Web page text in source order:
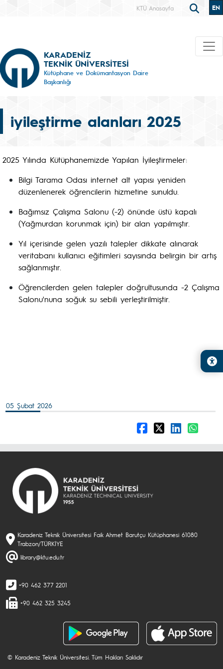
KTÜ Anasayfa EN
KARADENİZ
TEKNİK ÜNİVERSİTESİ
Kütüphane ve Dokümantasyon Daire
Başkanlığı
iyileştirme alanları 2025
2025 Yılında Kütüphanemizde Yapılan İyileştirmeler:
Bilgi Tarama Odası internet alt yapısı yeniden
düzenlenerek öğrencilerin hizmetine sunuldu.
Bağımsız Çalışma Salonu (-2) önünde üstü kapalı
(Yağmurdan korunmak için) bir alan yapılmıştır.
Yıl içerisinde gelen yazılı talepler dikkate alınarak
veritabanı kullanıcı eğitimleri sayısında belirgin bir artış
sağlanmıştır.
Öğrencilerden gelen talepler doğrultusunda -2 Çalışma
Salonu'nuna soğuk su sebili yerleştirilmiştir.
05 Şubat 2026
Karadeniz Teknik Üniversitesi Faik Ahmet Barutçu Kütüphanesi 61080
Trabzon/TÜRKİYE
library@ktu.edu.tr
+90 462 377 2201
+90 462 325 3245
© Karadeniz Teknik Üniversitesi. Tüm Hakları Saklıdır